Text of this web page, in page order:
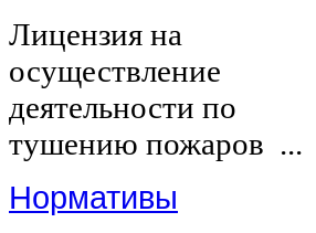
Лицензия на
осуществление
деятельности по
тушению пожаров ...
Нормативы